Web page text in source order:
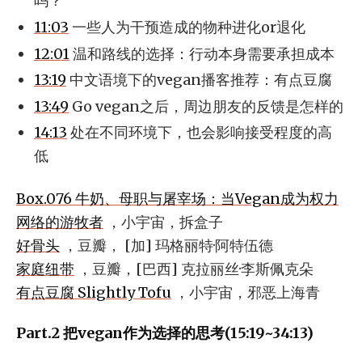
11:03 一些人为干预造成的物种进化or退化
12:01温和路线的选择：行动本身需要承担成本
13:19 中文语境下的vegan播客推荐：有点豆腐
13:49 Go vegan之后，周边朋友的反馈是怎样的
14:13 处在不同环境下，也会影响接受程度的高
低
Box.076 牛奶、母职与屠宰场：当Vegan成为权力
网络的游牧者 ，小宇宙，拆盒子
好骨头 ，豆瓣， [加] 玛格丽特·阿特伍德
家庭纽带 ，豆瓣，[巴西] 克拉丽丝·李斯佩克朵
有点豆腐 Slightly Tofu ，小宇宙，邪恶上海青
Part.2 把vegan作为选择的思考(15:19~34:13)